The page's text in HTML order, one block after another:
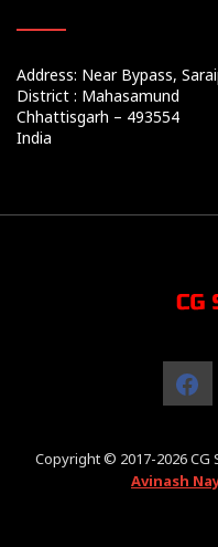
Address: Near Bypass,
District : Mahasamund
Chhattisgarh – 493554
India
Copyright © 2017-2026 CG
Avinash